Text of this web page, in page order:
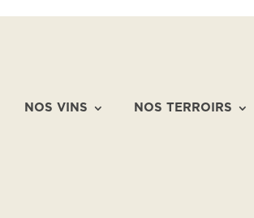
NOS VINS NOS TERROIRS